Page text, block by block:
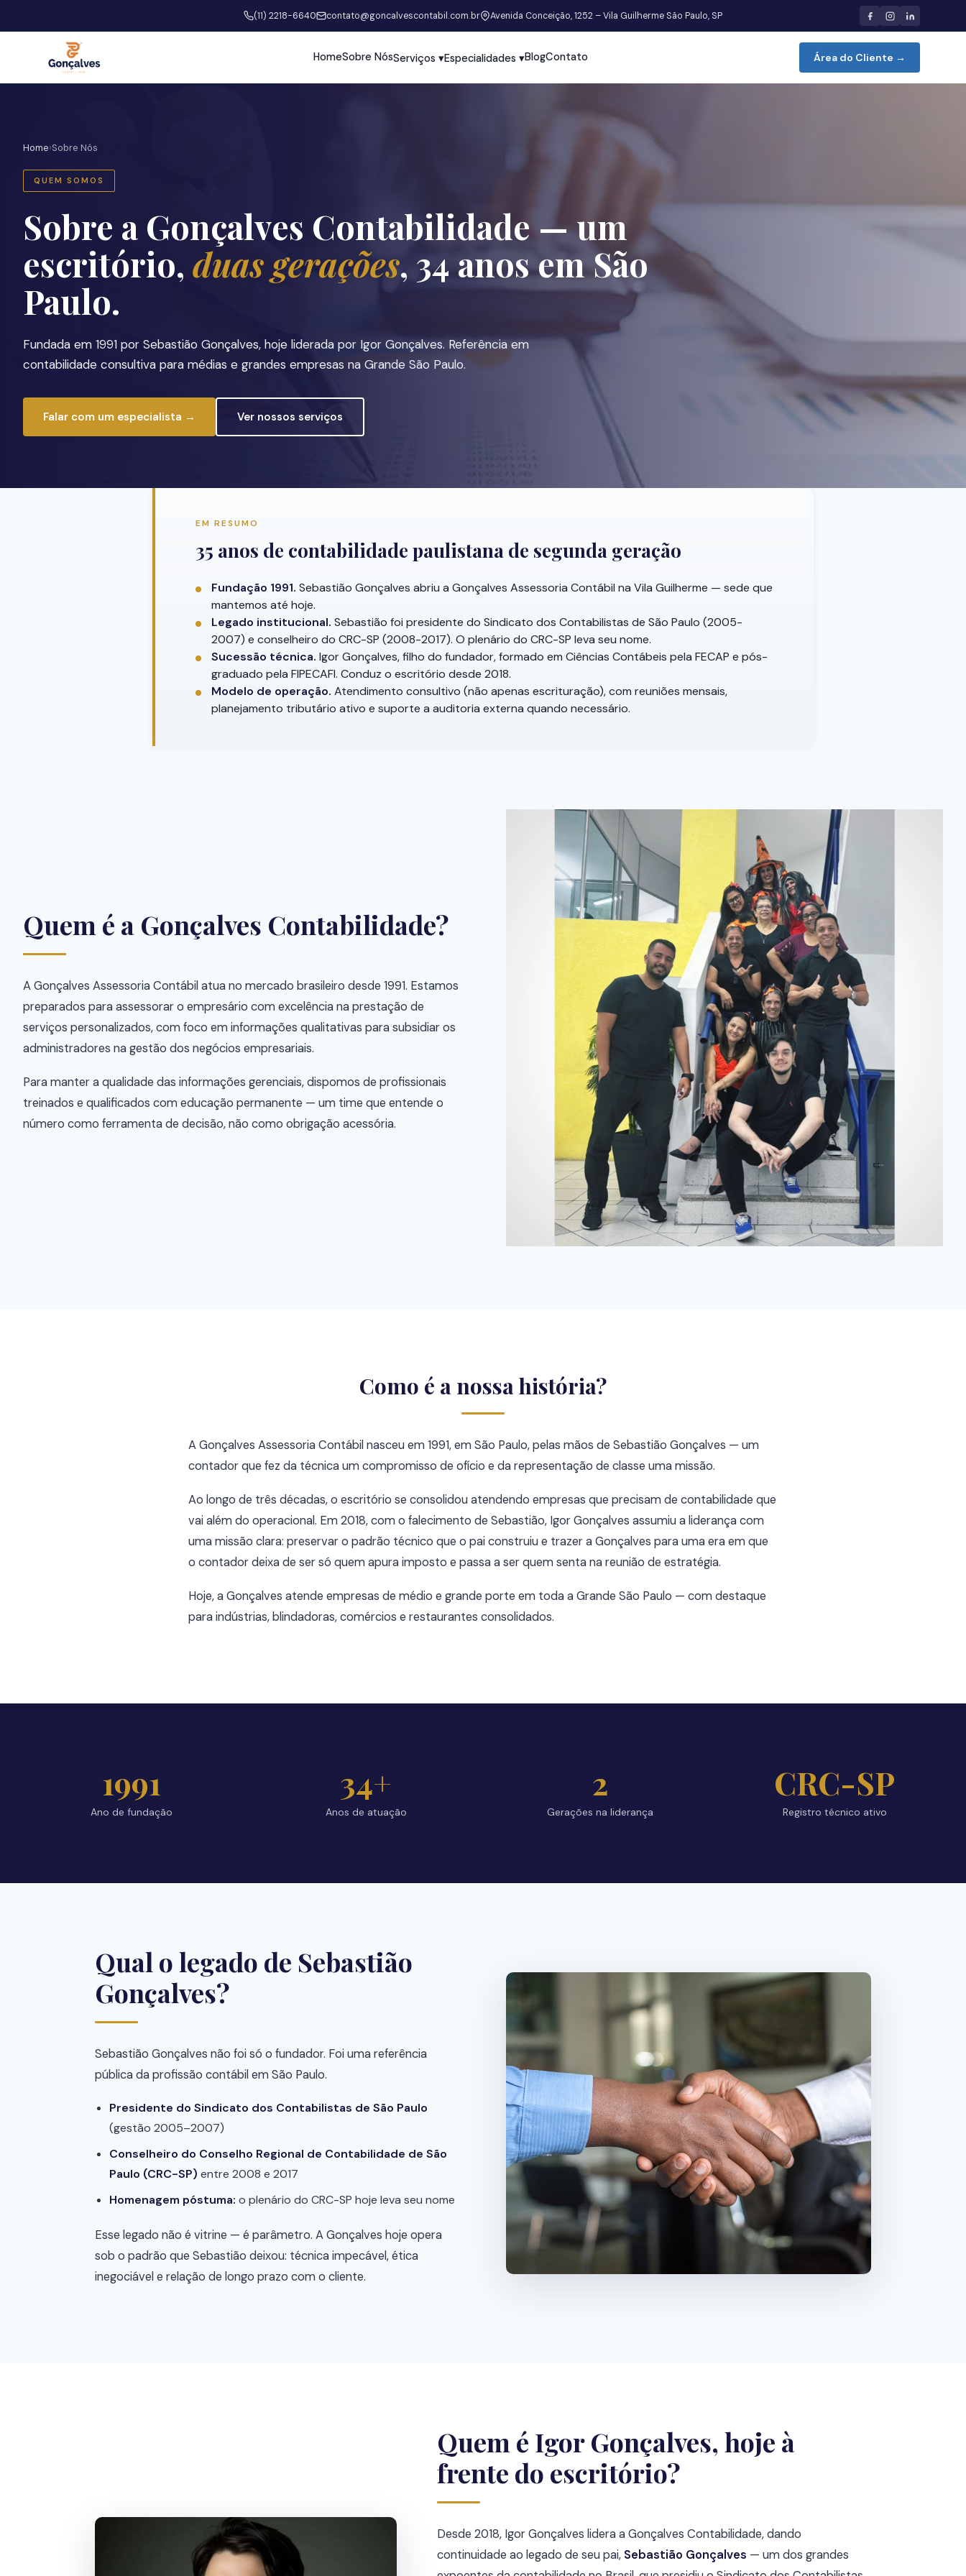
(11) 2218-6640 contato@goncalvescontabil.com.br Avenida Conceição, 1252 – Vila Guilherme São Paulo, SP
HomeSobre NósServiços ▾Especialidades ▾BlogContato Área do Cliente →
Home›Sobre Nós
QUEM SOMOS
Sobre a Gonçalves Contabilidade — um
escritório, duas gerações, 34 anos em São
Paulo.
Fundada em 1991 por Sebastião Gonçalves, hoje liderada por Igor Gonçalves. Referência em
contabilidade consultiva para médias e grandes empresas na Grande São Paulo.
Falar com um especialista → Ver nossos serviços
EM RESUMO
35 anos de contabilidade paulistana de segunda geração
Fundação 1991. Sebastião Gonçalves abriu a Gonçalves Assessoria Contábil na Vila Guilherme — sede que
mantemos até hoje.
Legado institucional. Sebastião foi presidente do Sindicato dos Contabilistas de São Paulo (2005-
2007) e conselheiro do CRC-SP (2008-2017). O plenário do CRC-SP leva seu nome.
Sucessão técnica. Igor Gonçalves, filho do fundador, formado em Ciências Contábeis pela FECAP e pós-
graduado pela FIPECAFI. Conduz o escritório desde 2018.
Modelo de operação. Atendimento consultivo (não apenas escrituração), com reuniões mensais,
planejamento tributário ativo e suporte a auditoria externa quando necessário.
Quem é a Gonçalves Contabilidade?
A Gonçalves Assessoria Contábil atua no mercado brasileiro desde 1991. Estamos
preparados para assessorar o empresário com excelência na prestação de
serviços personalizados, com foco em informações qualitativas para subsidiar os
administradores na gestão dos negócios empresariais.
Para manter a qualidade das informações gerenciais, dispomos de profissionais
treinados e qualificados com educação permanente — um time que entende o
número como ferramenta de decisão, não como obrigação acessória.
Como é a nossa história?
A Gonçalves Assessoria Contábil nasceu em 1991, em São Paulo, pelas mãos de Sebastião Gonçalves — um
contador que fez da técnica um compromisso de ofício e da representação de classe uma missão.
Ao longo de três décadas, o escritório se consolidou atendendo empresas que precisam de contabilidade que
vai além do operacional. Em 2018, com o falecimento de Sebastião, Igor Gonçalves assumiu a liderança com
uma missão clara: preservar o padrão técnico que o pai construiu e trazer a Gonçalves para uma era em que
o contador deixa de ser só quem apura imposto e passa a ser quem senta na reunião de estratégia.
Hoje, a Gonçalves atende empresas de médio e grande porte em toda a Grande São Paulo — com destaque
para indústrias, blindadoras, comércios e restaurantes consolidados.
1991
Ano de fundação
34+
Anos de atuação
2
Gerações na liderança
CRC-SP
Registro técnico ativo
Qual o legado de Sebastião
Gonçalves?
Sebastião Gonçalves não foi só o fundador. Foi uma referência
pública da profissão contábil em São Paulo.
Presidente do Sindicato dos Contabilistas de São Paulo
(gestão 2005–2007)
Conselheiro do Conselho Regional de Contabilidade de São
Paulo (CRC-SP) entre 2008 e 2017
Homenagem póstuma: o plenário do CRC-SP hoje leva seu nome
Esse legado não é vitrine — é parâmetro. A Gonçalves hoje opera
sob o padrão que Sebastião deixou: técnica impecável, ética
inegociável e relação de longo prazo com o cliente.
Quem é Igor Gonçalves, hoje à
frente do escritório?
Desde 2018, Igor Gonçalves lidera a Gonçalves Contabilidade, dando
continuidade ao legado de seu pai, Sebastião Gonçalves — um dos grandes